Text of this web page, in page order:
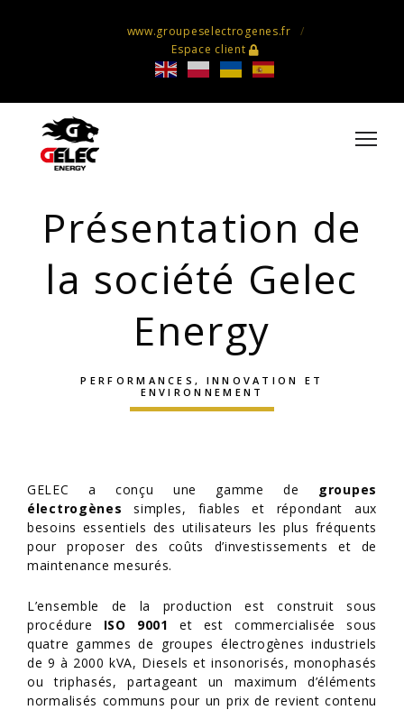
www.groupeselectrogenes.fr
Espace client
Présentation de
la société Gelec
Energy
PERFORMANCES, INNOVATION ET
ENVIRONNEMENT
GELEC a conçu une gamme de groupes
électrogènes simples, fiables et répondant aux
besoins essentiels des utilisateurs les plus fréquents
pour proposer des coûts d’investissements et de
maintenance mesurés.
L’ensemble de la production est construit sous
procédure ISO 9001 et est commercialisée sous
quatre gammes de groupes électrogènes industriels
de 9 à 2000 kVA, Diesels et insonorisés, monophasés
ou triphasés, partageant un maximum d’éléments
normalisés communs pour un prix de revient contenu